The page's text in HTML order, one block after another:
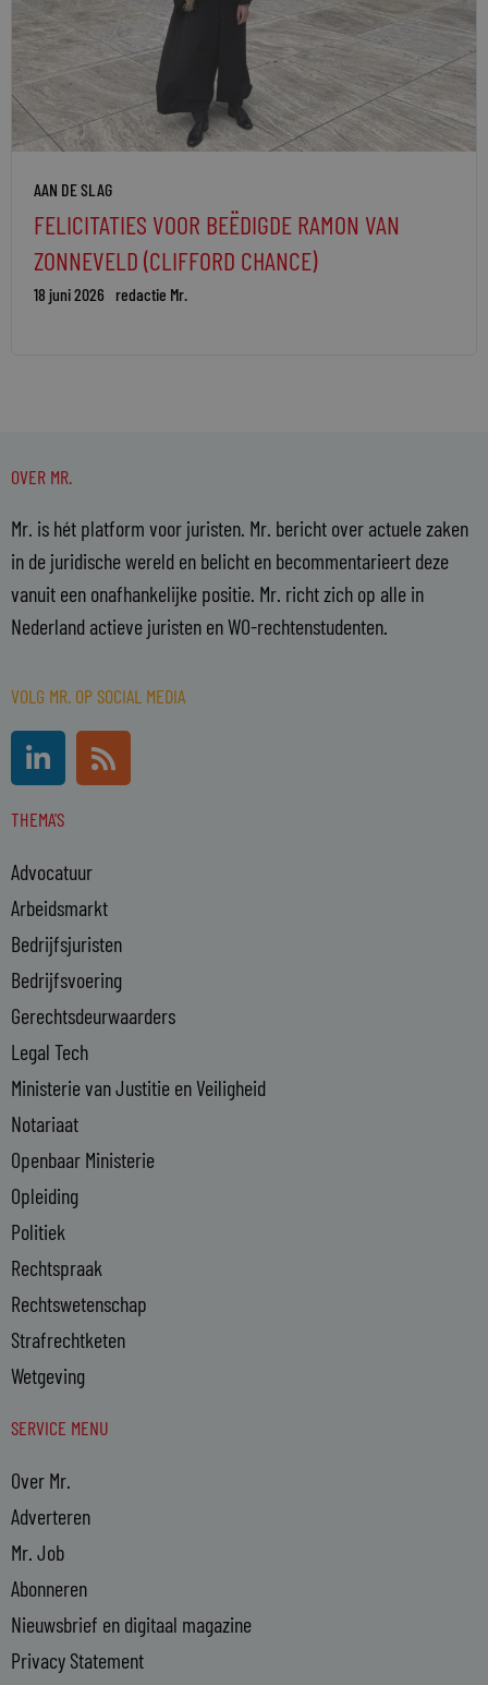
AAN DE SLAG
FELICITATIES VOOR BEËDIGDE RAMON VAN
ZONNEVELD (CLIFFORD CHANCE)
18 juni 2026 redactie Mr.
OVER MR.
Mr. is hét platform voor juristen. Mr. bericht over actuele zaken
in de juridische wereld en belicht en becommentarieert deze
vanuit een onafhankelijke positie. Mr. richt zich op alle in
Nederland actieve juristen en WO-rechtenstudenten.
VOLG MR. OP SOCIAL MEDIA
L
i
n
k
d
i
n
-
i
n
R
s
s
THEMA'S
Advocatuur
Arbeidsmarkt
Bedrijfsjuristen
Bedrijfsvoering
Gerechtsdeurwaarders
Legal Tech
Ministerie van Justitie en Veiligheid
Notariaat
Openbaar Ministerie
Opleiding
Politiek
Rechtspraak
Rechtswetenschap
Strafrechtketen
Wetgeving
SERVICE MENU
Over Mr.
Adverteren
Mr. Job
Abonneren
Nieuwsbrief en digitaal magazine
Privacy Statement